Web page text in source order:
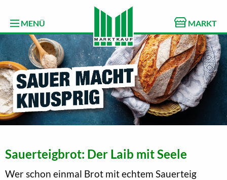
MENÜ MARKT
Sauerteigbrot: Der Laib mit Seele
Wer schon einmal Brot mit echtem Sauerteig